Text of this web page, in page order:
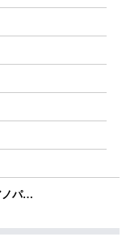
TOMOO - オセロ (ピアノパート) by とりちゃん